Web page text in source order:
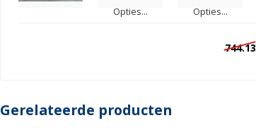
Opties... Opties...
744.13
Gerelateerde producten